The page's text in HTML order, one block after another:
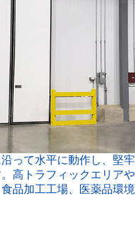
って水平に動作し、堅牢
高トラフィックエリアや
品加工工場、医薬品環境